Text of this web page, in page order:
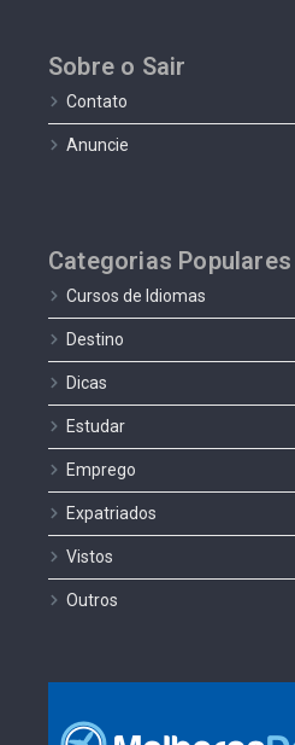
Sobre o Sair
Contato
Anuncie
Categorias Populares
Cursos de Idiomas
Destino
Dicas
Estudar
Emprego
Expatriados
Vistos
Outros